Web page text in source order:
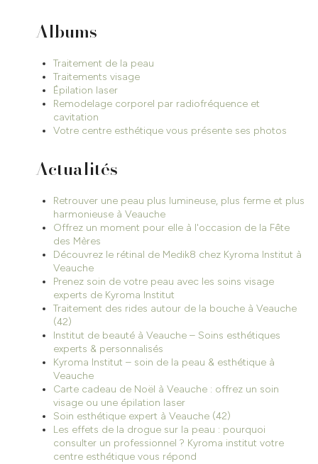
Albums
Traitement de la peau
Traitements visage
Épilation laser
Remodelage corporel par radiofréquence et
cavitation
Votre centre esthétique vous présente ses photos
Actualités
Retrouver une peau plus lumineuse, plus ferme et plus
harmonieuse à Veauche
Offrez un moment pour elle à l'occasion de la Fête
des Mères
Découvrez le rétinal de Medik8 chez Kyroma Institut à
Veauche
Prenez soin de votre peau avec les soins visage
experts de Kyroma Institut
Traitement des rides autour de la bouche à Veauche
(42)
Institut de beauté à Veauche – Soins esthétiques
experts & personnalisés
Kyroma Institut – soin de la peau & esthétique à
Veauche
Carte cadeau de Noël à Veauche : offrez un soin
visage ou une épilation laser
Soin esthétique expert à Veauche (42)
Les effets de la drogue sur la peau : pourquoi
consulter un professionnel ? Kyroma institut votre
centre esthétique vous répond